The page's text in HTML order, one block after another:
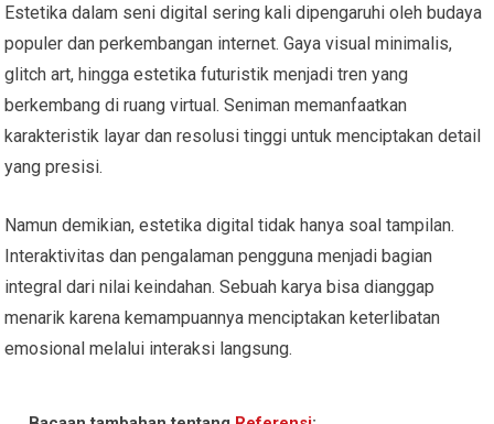
Estetika dalam seni digital sering kali dipengaruhi oleh budaya
populer dan perkembangan internet. Gaya visual minimalis,
glitch art, hingga estetika futuristik menjadi tren yang
berkembang di ruang virtual. Seniman memanfaatkan
karakteristik layar dan resolusi tinggi untuk menciptakan detail
yang presisi.
Namun demikian, estetika digital tidak hanya soal tampilan.
Interaktivitas dan pengalaman pengguna menjadi bagian
integral dari nilai keindahan. Sebuah karya bisa dianggap
menarik karena kemampuannya menciptakan keterlibatan
emosional melalui interaksi langsung.